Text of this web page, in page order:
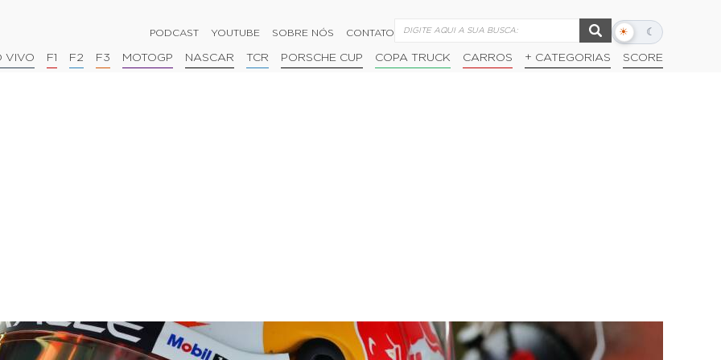
PODCAST YOUTUBE SOBRE NÓS CONTATO ☀ ☾
Alternar
escuro
VIVO F1 F2 F3 MOTOGP NASCAR TCR PORSCHE CUP COPA TRUCK CARROS + CATEGORIAS SCORE